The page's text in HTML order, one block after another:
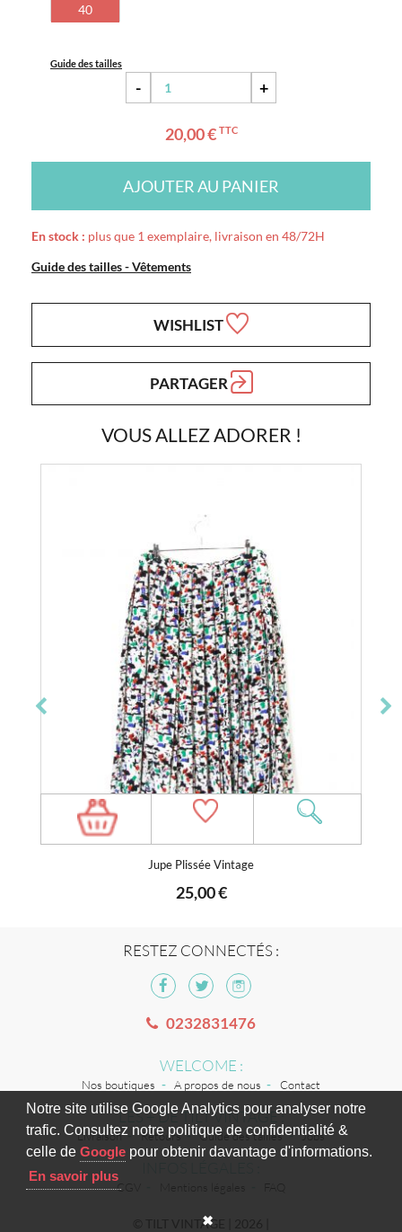
Notre site utilise Google Analytics pour analyser notre
trafic. Consultez notre politique de confidentialité &
celle de Googlepour obtenir davantage d'informations.
En savoir plus
✖
40
Guide des tailles
- +
20,00 € TTC
AJOUTER AU PANIER
En stock : plus que 1 exemplaire, livraison en 48/72H
Guide des tailles - Vêtements
WISHLIST
PARTAGER
VOUS ALLEZ ADORER !
Jupe Plissée Vintage
25,00 €
RESTEZ CONNECTÉS :
0232831476
WELCOME :
Nos boutiques A propos de nous Contact
LES + DE TILT VINTAGE :
Livraison Retours Guide des tailles Jobs
CGV
© TILT VINTAGE | 2026 |